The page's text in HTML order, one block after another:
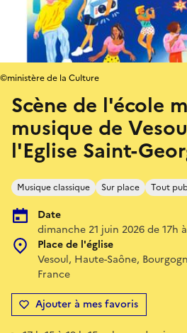
Scène de l'école
musique de
l'Eglise Saint-
Musique classique Sur place Tout
Date
dimanche 21 juin 2026 de 17h
Place de l'église
Vesoul, Haute-Saône,
France
Ajouter à mes favoris
©ministère de la Culture